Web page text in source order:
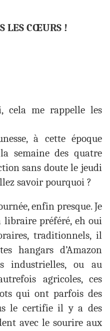
LES CŒURS !
cela me rappelle les
à cette époque
semaine des quatre
sans doute le jeudi
savoir pourquoi ?
enfin presque. Je
libraire préféré, eh oui
traditionnels, il
hangars d’Amazon
industrielles, ou au
agricoles, ces
qui ont parfois des
le certifie il y a des
avec le sourire aux